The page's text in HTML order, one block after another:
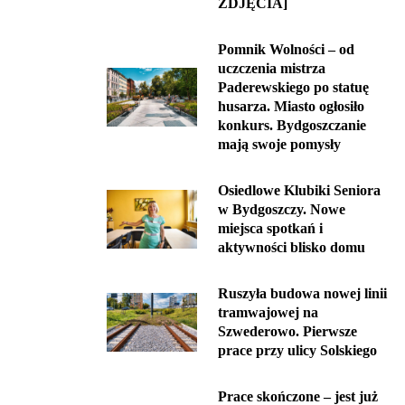
ZDJĘCIA]
Pomnik Wolności – od
uczczenia mistrza
Paderewskiego po statuę
husarza. Miasto ogłosiło
konkurs. Bydgoszczanie
mają swoje pomysły
Osiedlowe Klubiki Seniora
w Bydgoszczy. Nowe
miejsca spotkań i
aktywności blisko domu
Ruszyła budowa nowej linii
tramwajowej na
Szwederowo. Pierwsze
prace przy ulicy Solskiego
Prace skończone – jest już